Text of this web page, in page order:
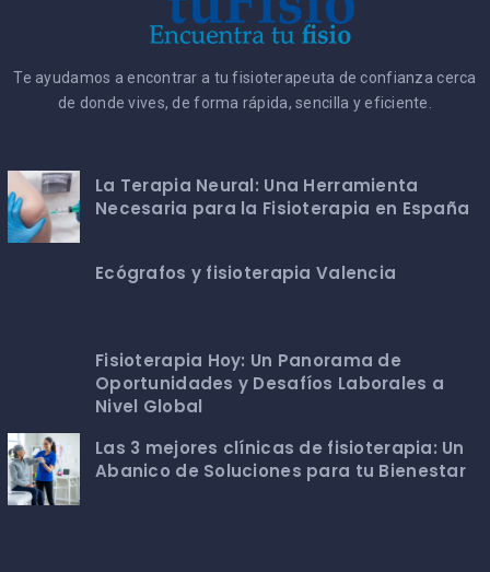
Te ayudamos a encontrar a tu fisioterapeuta de confianza cerca
de donde vives, de forma rápida, sencilla y eficiente.
La Terapia Neural: Una Herramienta
Necesaria para la Fisioterapia en España
Ecógrafos y fisioterapia Valencia
Fisioterapia Hoy: Un Panorama de
Oportunidades y Desafíos Laborales a
Nivel Global
Las 3 mejores clínicas de fisioterapia: Un
Abanico de Soluciones para tu Bienestar